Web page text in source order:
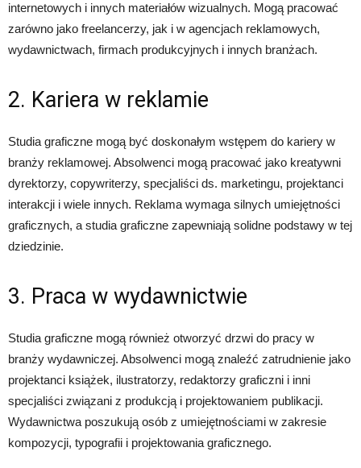
internetowych i innych materiałów wizualnych. Mogą pracować
zarówno jako freelancerzy, jak i w agencjach reklamowych,
wydawnictwach, firmach produkcyjnych i innych branżach.
2. Kariera w reklamie
Studia graficzne mogą być doskonałym wstępem do kariery w
branży reklamowej. Absolwenci mogą pracować jako kreatywni
dyrektorzy, copywriterzy, specjaliści ds. marketingu, projektanci
interakcji i wiele innych. Reklama wymaga silnych umiejętności
graficznych, a studia graficzne zapewniają solidne podstawy w tej
dziedzinie.
3. Praca w wydawnictwie
Studia graficzne mogą również otworzyć drzwi do pracy w
branży wydawniczej. Absolwenci mogą znaleźć zatrudnienie jako
projektanci książek, ilustratorzy, redaktorzy graficzni i inni
specjaliści związani z produkcją i projektowaniem publikacji.
Wydawnictwa poszukują osób z umiejętnościami w zakresie
kompozycji, typografii i projektowania graficznego.